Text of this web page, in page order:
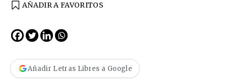
AÑADIR A FAVORITOS
Añadir Letras Libres a Google